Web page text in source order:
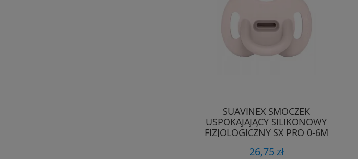
SUAVINEX SMOCZEK
USPOKAJAJĄCY SILIKONOWY
FIZJOLOGICZNY SX PRO 0-6M
26,75 zł